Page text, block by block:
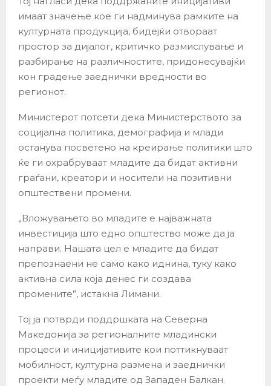
имаат значење кое ги надминува рамките на
културната продукција, бидејќи отвораат
простор за дијалог, критичко размислување и
разбирање на различностите, придонесувајќи
кон градење заеднички вредности во
регионот.
Министерот потсети дека Министерството за
социјална политика, демографија и млади
останува посветено на креирање политики што
ќе ги охрабруваат младите да бидат активни
граѓани, креатори и носители на позитивни
општествени промени.
„Вложувањето во младите е најважната
инвестиција што едно општество може да ја
направи. Нашата цел е младите да бидат
препознаени не само како иднина, туку како
активна сила која денес ги создава
промените”, истакна Лимани.
Тој ја потврди поддршката на Северна
Македонија за регионалните младински
процеси и иницијативите кои поттикнуваат
мобилност, културна размена и заеднички
проекти меѓу младите од Западен Балкан.